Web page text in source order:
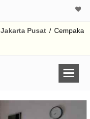
Jakarta Pusat / Cempaka
Harga Rp
% /th